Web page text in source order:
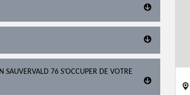
SAUVERVALD 76 S’OCCUPER DE VOTRE